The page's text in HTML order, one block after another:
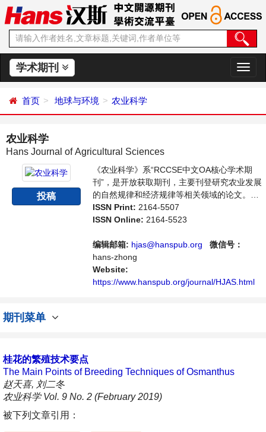
学术期刊
切
换
首页 地球与环境 农业科学
农业科学
Hans Journal of Agricultural Sciences
投稿
《农业科学》系“RCCSE中文OA核心学术期
刊”，是开放获取期刊，主要刊登研究农业发展
的自然规律和经济规律等相关领域的论文。本
刊集学术性、思想性为一体，支持思想创新、
学术创新，倡导科学并致力于学术繁荣，旨在
提供一个传播、分享和讨论农业科学问题与发
展的交流平台。
ISSN Print: 2164-5507
ISSN Online: 2164-5523
编辑邮箱: hjas@hanspub.org
微信号：
hans-zhong
Website:
https://www.hanspub.org/journal/HJAS.html
期刊菜单
桂花的繁殖技术要点
The Main Points of Breeding Techniques of Osmanthus
赵天喜, 刘二冬
农业科学 Vol. 9 No. 2 (February 2019)
被下列文章引用：